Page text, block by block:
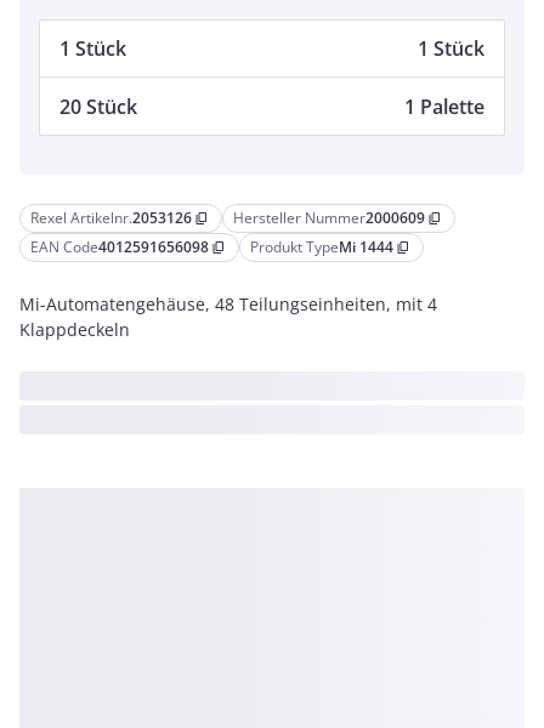
Rexel Artikelnr.2053126 content_copy Hersteller Nummer2000609 content_copy
EAN Code4012591656098 content_copy Produkt TypeMi 1444 content_copy
Mi-Automatengehäuse, 48 Teilungseinheiten, mit 4
Klappdeckeln
1 Stück 1 Stück
20 Stück 1 Palette